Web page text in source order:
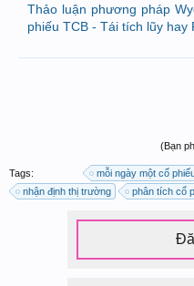
Thảo luận phương pháp
phiếu TCB - Tái tích lũy hay
(Bạn
Tags: mỗi ngày một cổ
nhận định thị trường
phân tích cổ